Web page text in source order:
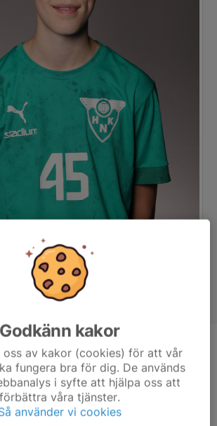
-
13 år
Godkänn kakor
oss av kakor (cookies) för att vår
fungera bra för dig. De används
i syfte att hjälpa oss att
förbättra våra tjänster.
använder vi cookies